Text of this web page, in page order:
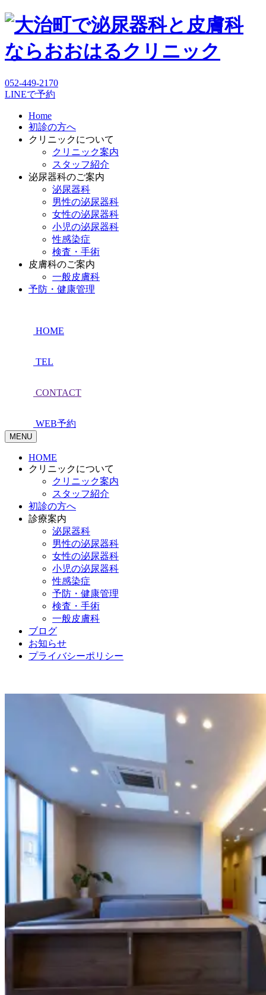
052-449-2170
LINEで予約
Home
初診の方へ
クリニックについて
クリニック案内
スタッフ紹介
泌尿器科のご案内
泌尿器科
男性の泌尿器科
女性の泌尿器科
小児の泌尿器科
性感染症
検査・手術
皮膚科のご案内
一般皮膚科
予防・健康管理
HOME
TEL
CONTACT
WEB予約
MENU
HOME
クリニックについて
クリニック案内
スタッフ紹介
初診の方へ
診療案内
泌尿器科
男性の泌尿器科
女性の泌尿器科
小児の泌尿器科
性感染症
予防・健康管理
検査・手術
一般皮膚科
ブログ
お知らせ
プライバシーポリシー